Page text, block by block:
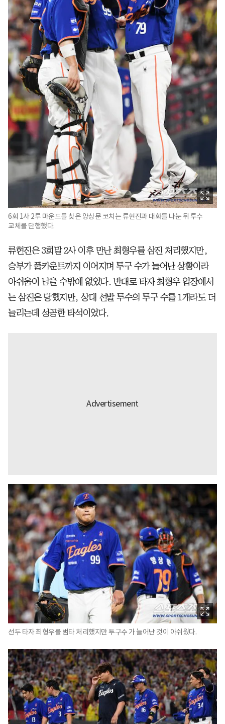
6회 1사 2루 마운드를 찾은 양상문 코치는 류현진과 대화를 나눈 뒤 투수
교체를 단행했다.
류현진은 3회말 2사 이후 만난 최형우를 삼진 처리했지만,
승부가 풀카운트까지 이어지며 투구 수가 늘어난 상황이라
아쉬움이 남을 수밖에 없었다. 반대로 타자 최형우 입장에서
는 삼진은 당했지만, 상대 선발 투수의 투구 수를 1개라도 더
늘리는데 성공한 타석이었다.
선두 타자 최형우를 범타 처리했지만 투구수 가 늘어난 것이 아쉬웠다.